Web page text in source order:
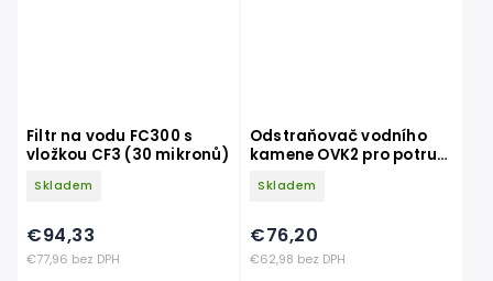
Filtr na vodu FC300 s
vložkou CF3 (30 mikronů)
Skladem
€77,96 bez DPH
€94,33
Odstraňovač vodního
kamene OVK2 pro potrubí
Skladem
€62,98 bez DPH
€76,20